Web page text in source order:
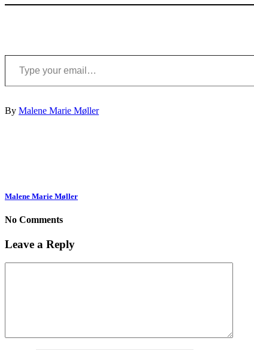
Type your email…
By Malene Marie Møller
Malene Marie Møller
No Comments
Leave a Reply